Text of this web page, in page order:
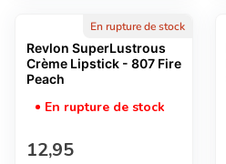
En rupture de stock
Revlon SuperLustrous
Crème Lipstick - 807 Fire
Peach
En rupture de stock
Prix normal
12,95